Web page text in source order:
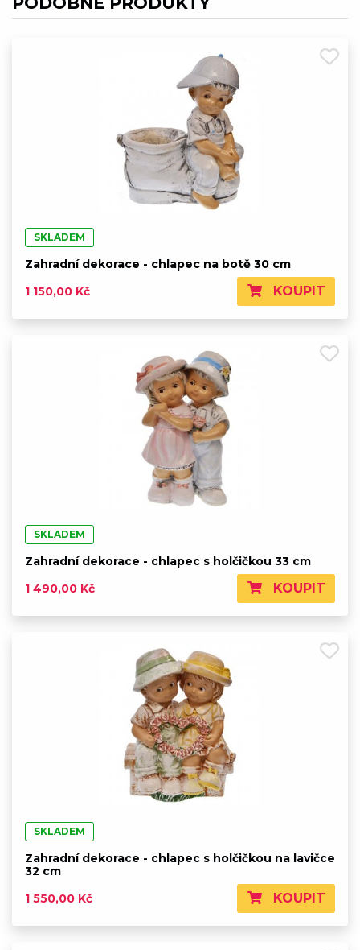
SKLADEM
Zahradní dekorace - chlapec na botě 30 cm
1 150,00 Kč
KOUPIT
SKLADEM
Zahradní dekorace - chlapec s holčičkou 33 cm
1 490,00 Kč
KOUPIT
SKLADEM
Zahradní dekorace - chlapec s holčičkou na lavičce
32 cm
1 550,00 Kč
KOUPIT